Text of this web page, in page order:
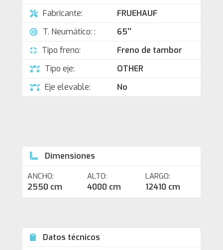
Fabricante:
FRUEHAUF
T. Neumático: :
65''
Tipo freno:
Freno de tambor
Tipo eje:
OTHER
Eje elevable:
No
Dimensiones
ANCHO:
2550 cm
ALTO:
4000 cm
LARGO:
12410 cm
Datos técnicos